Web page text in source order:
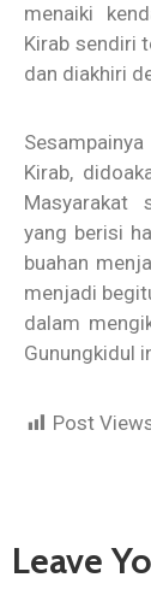
menaiki
Kirab sendiri
dan diakhiri
Kirab,
Masyarakat
yang berisi
buahan
menjadi
dalam
Gunungkidul
Post
Leave